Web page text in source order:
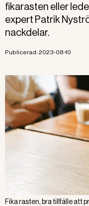
fikarasten eller
expert Patrik
nackdelar.
Publicerad: 2023-08-10
Fika rasten, bra tillfälle att